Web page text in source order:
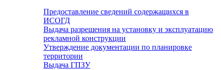
Предоставление сведений содержащихся в
ИСОГД
Выдача разрешения на установку и эксплуатацию
рекламной конструкции
Утверждение документации по планировке
территории
Выдача ГПЗУ